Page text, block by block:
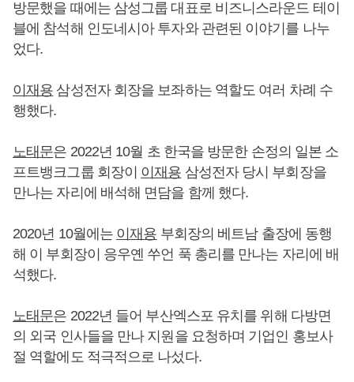
방문했을 때에는 삼성그룹 대표로 비즈니스라운드 테이
블에 참석해 인도네시아 투자와 관련된 이야기를 나누
었다.
이재용 삼성전자 회장을 보좌하는 역할도 여러 차례 수
행했다.
노태문은 2022년 10월 초 한국을 방문한 손정의 일본 소
프트뱅크그룹 회장이 이재용 삼성전자 당시 부회장을
만나는 자리에 배석해 면담을 함께 했다.
2020년 10월에는 이재용 부회장의 베트남 출장에 동행
해 이 부회장이 응우옌 쑤언 푹 총리를 만나는 자리에 배
석했다.
노태문은 2022년 들어 부산엑스포 유치를 위해 다방면
의 외국 인사들을 만나 지원을 요청하며 기업인 홍보사
절 역할에도 적극적으로 나섰다.